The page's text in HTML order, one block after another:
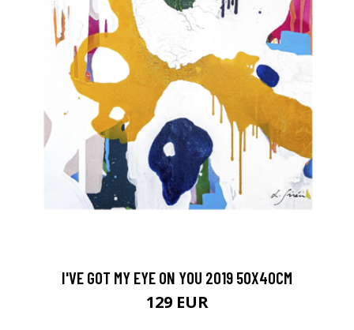
I'VE GOT MY EYE ON YOU 2019 50X40CM
129 EUR